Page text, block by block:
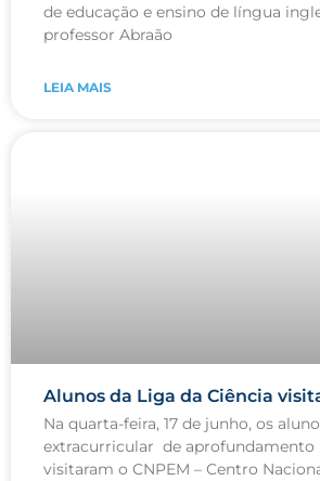
de educação e ensino de língua
professor Abraão
LEIA MAIS
Alunos da Liga da Ciência
Na quarta-feira, 17 de junho, os
extracurricular de aprofundamento
visitaram o CNPEM – Centro